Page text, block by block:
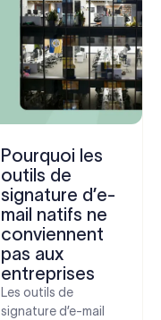
Pourquoi les
outils de
signature d’e-
mail natifs ne
conviennent
pas aux
entreprises
Les outils de
signature d’e-mail